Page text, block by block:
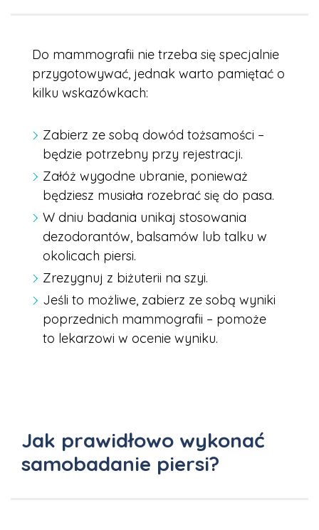
Do mammografii nie trzeba się specjalnie
przygotowywać, jednak warto pamiętać o
kilku wskazówkach:
Zabierz ze sobą dowód tożsamości –
będzie potrzebny przy rejestracji.
Załóż wygodne ubranie, ponieważ
będziesz musiała rozebrać się do pasa.
W dniu badania unikaj stosowania
dezodorantów, balsamów lub talku w
okolicach piersi.
Zrezygnuj z biżuterii na szyi.
Jeśli to możliwe, zabierz ze sobą wyniki
poprzednich mammografii – pomoże
to lekarzowi w ocenie wyniku.
Jak prawidłowo wykonać
samobadanie piersi?